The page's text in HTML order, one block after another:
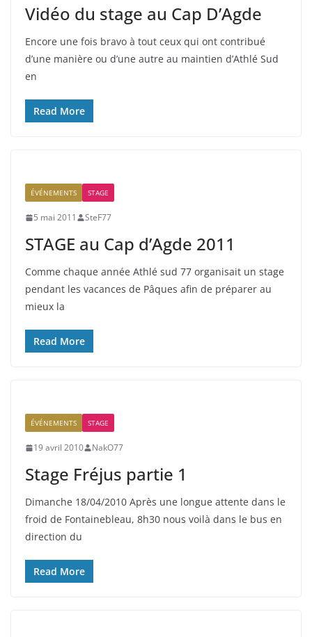
Vidéo du stage au Cap D’Agde
Encore une fois bravo à tout ceux qui ont contribué
d’une manière ou d’une autre au maintien d’Athlé Sud
en
Read More
ÉVÉNEMENTS STAGE
5 mai 2011 SteF77
STAGE au Cap d’Agde 2011
Comme chaque année Athlé sud 77 organisait un stage
pendant les vacances de Pâques afin de préparer au
mieux la
Read More
ÉVÉNEMENTS STAGE
19 avril 2010 NakO77
Stage Fréjus partie 1
Dimanche 18/04/2010 Après une longue attente dans le
froid de Fontainebleau, 8h30 nous voilà dans le bus en
direction du
Read More